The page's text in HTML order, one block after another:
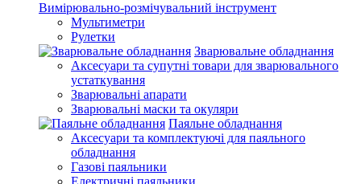
Вимірювально-розмічувальний інструмент
Мультиметри
Рулетки
Зварювальне обладнання
Аксесуари та супутні товари для зварювального
устаткування
Зварювальні апарати
Зварювальні маски та окуляри
Паяльне обладнання
Аксесуари та комплектуючі для паяльного
обладнання
Газові паяльники
Електричні паяльники